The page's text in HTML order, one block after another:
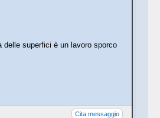
superfici è un lavoro sporco
Cita messaggio